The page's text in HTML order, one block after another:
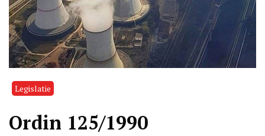
Legislatie
Ordin 125/1990